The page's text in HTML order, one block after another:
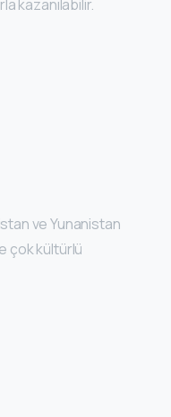
kazanılabilir.
ve Yunanistan
çok kültürlü